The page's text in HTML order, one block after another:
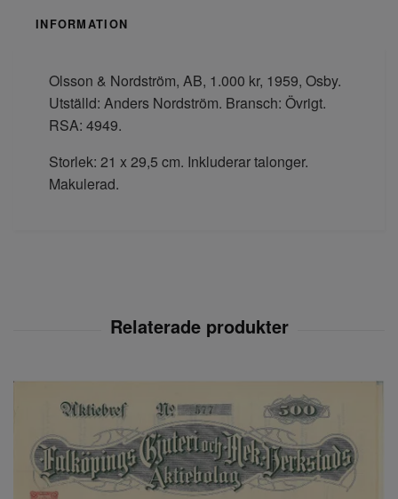
INFORMATION
Olsson & Nordström, AB, 1.000 kr, 1959, Osby.
Utställd: Anders Nordström. Bransch: Övrigt.
RSA: 4949.
Storlek: 21 x 29,5 cm. Inkluderar talonger.
Makulerad.